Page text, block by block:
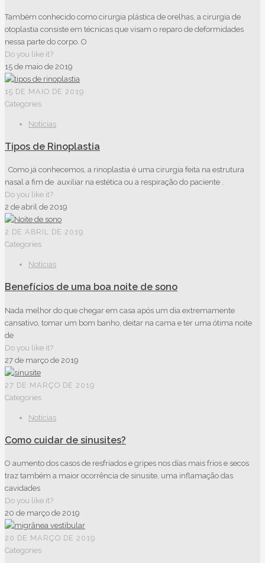
Também conhecido como cirurgia plástica de orelhas, a cirurgia de
otoplastia consiste em técnicas que visam o reparo de deformidades
nessa parte do corpo. O
Do you like it?
15 de maio de 2019
15 DE MAIO DE 2019
Categories
Notícias
Tipos de Rinoplastia
Como já conhecemos, a rinoplastia é uma cirurgia feita na estrutura
nasal a fim de auxiliar na estética ou a respiração do paciente .
Do you like it?
2 de abril de 2019
2 DE ABRIL DE 2019
Categories
Notícias
Benefícios de uma boa noite de sono
Nada melhor do que chegar em casa após um dia extremamente
cansativo, tomar um bom banho, deitar na cama e ter uma ótima noite
de
Do you like it?
27 de março de 2019
27 DE MARÇO DE 2019
Categories
Notícias
Como cuidar de sinusites?
O aumento dos casos de resfriados e gripes nos dias mais frios e secos
traz também a maior ocorrência de sinusite, uma inflamação das
cavidades
Do you like it?
20 de março de 2019
20 DE MARÇO DE 2019
Categories